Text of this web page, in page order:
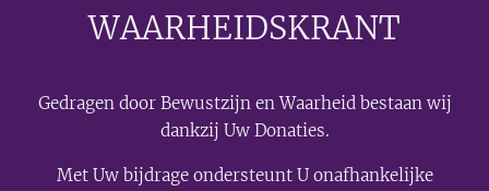
WAARHEIDSKRANT
Gedragen door Bewustzijn en Waarheid bestaan wij
dankzij Uw Donaties.
Met Uw bijdrage ondersteunt U onafhankelijke